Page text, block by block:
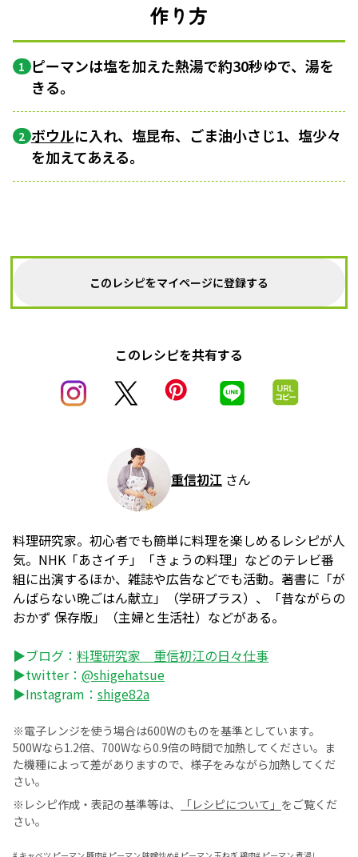
作り方
1 ピーマンは塩を加えた熱湯で約30秒ゆで、湯を
きる。
2 ボウルに入れ、塩昆布、ごま油小さじ1、塩少々
を加えてあえる。
このレシピをマイページに登録する
このレシピを共有する
重信初江 さん
料理研究家。初心者でも簡単に料理を楽しめるレシピが人
気。NHK「あさイチ」「きょうの料理」などのテレビ番
組に出演するほか、雑誌や広告などでも活動。著書に「が
んばらない晩ごはん献立」（学研プラス）、「昔ながらの
おかず 保存版」（主婦と生活社）などがある。
▶ブログ： 料理研究家 重信初江の日々仕事
▶twitter： @shigehatsue
▶Instagram： shige82a
※電子レンジを使う場合は600Wのものを基準としています。
500Wなら1.2倍、700Wなら0.9倍の時間で加熱してください。ま
た機種によって差がありますので、様子をみながら加熱してくだ
さい。
※レシピ作成・表記の基準等は、
「レシピについて」 をご覧くだ
さい。